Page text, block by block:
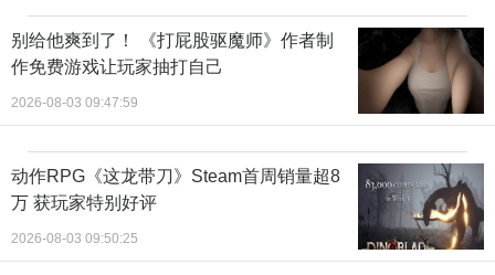
别给他爽到了！ 《打屁股驱魔师》作者制
作免费游戏让玩家抽打自己
2026-08-03 09:47:59
动作RPG《这龙带刀》Steam首周销量超8
万 获玩家特别好评
2026-08-03 09:50:25